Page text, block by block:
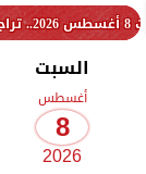
السبت
أغسطس
8
2026